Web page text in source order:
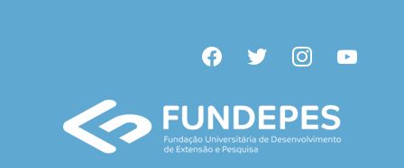
facebooktwitter instagramyoutube